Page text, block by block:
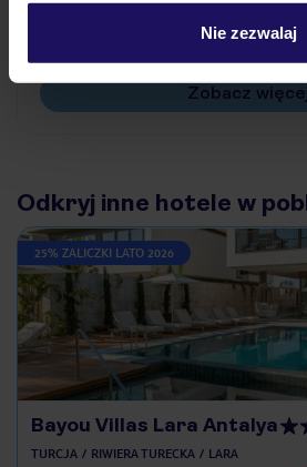
Nie zezwalaj
Na jakiej podstawie i gdzie otrzymam
Zobacz
Odkryj inne hotele w
25% ZALICZKI LATO 2026
Bayou Villas Lara Antalya
TURCJA RIWIERA TURECKA LARA